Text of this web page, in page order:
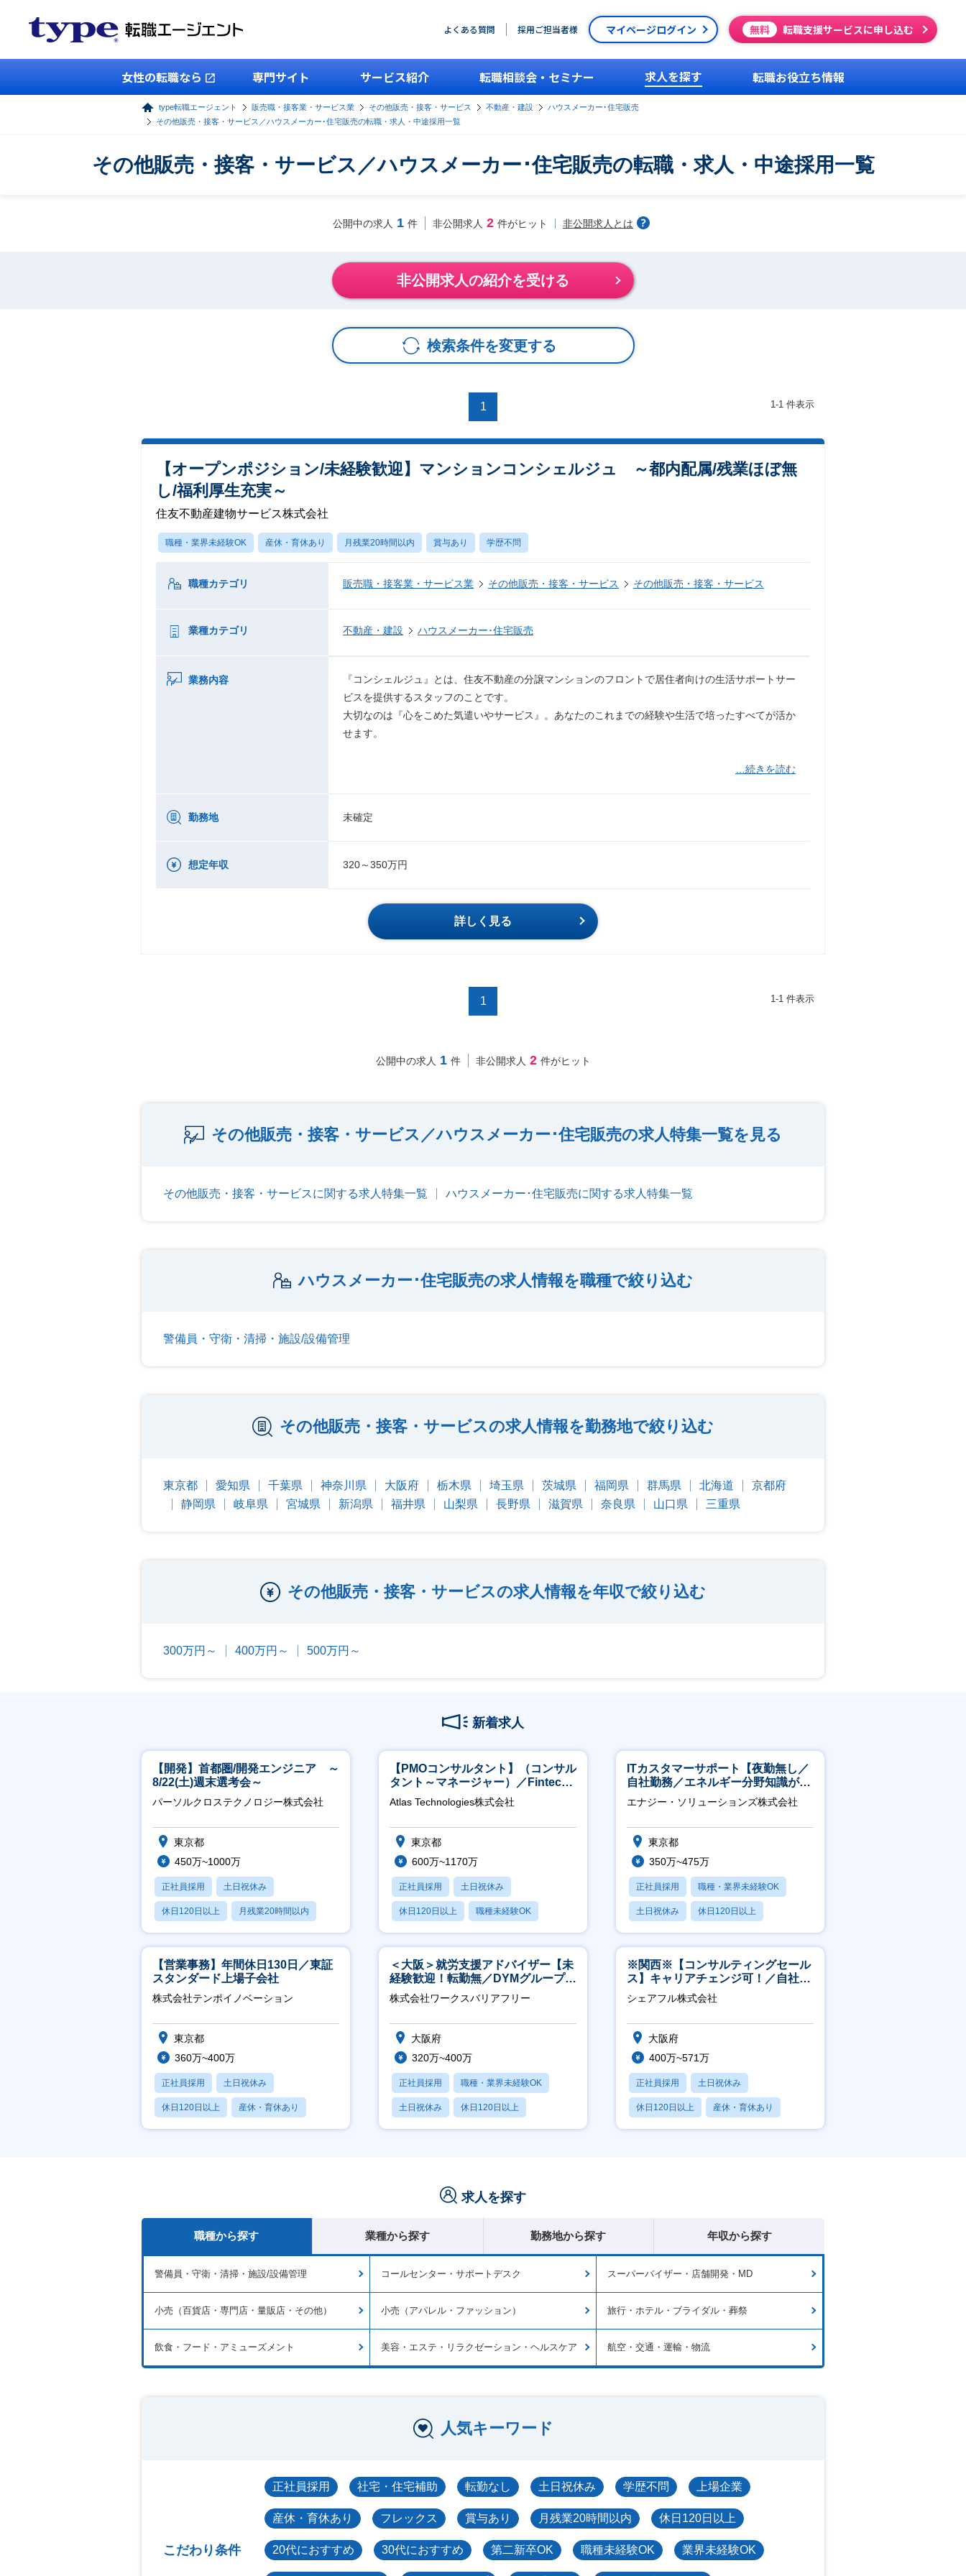
よくある質問 採用ご担当者様 マイページログイン 無料 転職支援サービスに申し込む
女性の転職なら 専門サイト サービス紹介 転職相談会・セミナー 求人を探す 転職お役立ち情報
type転職エージェント 販売職・接客業・サービス業 その他販売・接客・サービス 不動産・建設
ハウスメーカー･住宅販売
その他販売・接客・サービス／ハウスメーカー･住宅販売の転職・求人・中途採用一覧
その他販売・接客・サービス／ハウスメーカー･住宅販売の転職・求人・中途採用一覧
公開中の求人 1 件 非公開求人 2 件がヒット 非公開求人とは
非公開求人の紹介を受ける
検索条件を変更する
1 1-1 件表示
【オープンポジション/未経験歓迎】マンションコンシェルジュ ～都内配属/残業ほぼ無
し/福利厚生充実～
住友不動産建物サービス株式会社
職種・業界未経験OK 産休・育休あり 月残業20時間以内 賞与あり 学歴不問
職種カテゴリ 販売職・接客業・サービス業 その他販売・接客・サービス その他販売・接客・サービス
業種カテゴリ 不動産・建設 ハウスメーカー･住宅販売
業務内容
『コンシェルジュ』とは、住友不動産の分譲マンションのフロントで居住者向けの生活サポートサー
ビスを提供するスタッフのことです。
大切なのは『心をこめた気遣いやサービス』。あなたのこれまでの経験や生活で培ったすべてが活か
せます。
…続きを読む
勤務地 未確定
想定年収 320～350万円
詳しく見る
1 1-1 件表示
公開中の求人 1 件 非公開求人 2 件がヒット
その他販売・接客・サービス／ハウスメーカー･住宅販売の求人特集一覧を見る
その他販売・接客・サービスに関する求人特集一覧 ハウスメーカー･住宅販売に関する求人特集一覧
ハウスメーカー･住宅販売の求人情報を職種で絞り込む
警備員・守衛・清掃・施設/設備管理
その他販売・接客・サービスの求人情報を勤務地で絞り込む
東京都 愛知県 千葉県 神奈川県 大阪府 栃木県 埼玉県 茨城県 福岡県 群馬県 北海道
京都府
静岡県
岐阜県 宮城県 新潟県 福井県 山梨県 長野県 滋賀県 奈良県 山口県 三重県
その他販売・接客・サービスの求人情報を年収で絞り込む
300万円～ 400万円～ 500万円～
新着求人
【開発】首都圏/開発エンジニア ～
8/22(土)週末選考会～
パーソルクロステクノロジー株式会社
東京都
450万~1000万
正社員採用 土日祝休み
休日120日以上 月残業20時間以内
賞与あり
【PMOコンサルタント】（コンサル
タント～マネージャー）／Fintech
領域／設立5年弱で上場
Atlas Technologies株式会社
東京都
600万~1170万
正社員採用 土日祝休み
休日120日以上 職種未経験OK
産休・育休あり
ITカスタマーサポート【夜勤無し／
自社勤務／エネルギー分野知識が身
につきます】
エナジー・ソリューションズ株式会社
東京都
350万~475万
正社員採用 職種・業界未経験OK
土日祝休み 休日120日以上
産休・育休あり
【営業事務】年間休日130日／東証
スタンダード上場子会社
株式会社テンポイノベーション
東京都
360万~400万
正社員採用 土日祝休み
休日120日以上 産休・育休あり
賞与あり
＜大阪＞就労支援アドバイザー【未
経験歓迎！転勤無／DYMグループ／
ホスピタリティ高い方歓迎／土日
祝】
株式会社ワークスバリアフリー
大阪府
320万~400万
正社員採用 職種・業界未経験OK
土日祝休み 休日120日以上
産休・育休あり
※関西※【コンサルティングセール
ス】キャリアチェンジ可！／自社サ
ービス『シェアフル』の営業
シェアフル株式会社
大阪府
400万~571万
正社員採用 土日祝休み
休日120日以上 産休・育休あり
賞与あり
求人を探す
職種から探す 業種から探す 勤務地から探す 年収から探す
警備員・守衛・清掃・施設/設備管理 コールセンター・サポートデスク スーパーバイザー・店舗開発・MD
小売（百貨店・専門店・量販店・その他） 小売（アパレル・ファッション） 旅行・ホテル・ブライダル・葬祭
飲食・フード・アミューズメント 美容・エステ・リラクゼーション・ヘルスケア 航空・交通・運輸・物流
人気キーワード
こだわり条件
正社員採用 社宅・住宅補助 転勤なし 土日祝休み 学歴不問 上場企業
産休・育休あり フレックス 賞与あり 月残業20時間以内 休日120日以上
20代におすすめ 30代におすすめ 第二新卒OK 職種未経験OK 業界未経験OK